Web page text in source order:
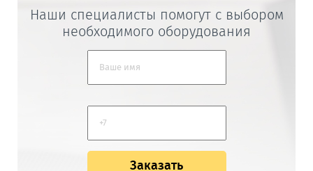
Наши специалисты помогут с выбором
необходимого оборудования
Заказать